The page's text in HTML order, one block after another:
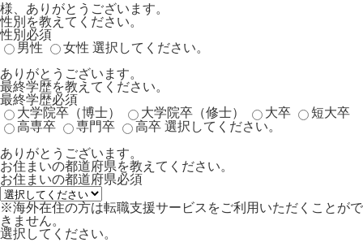
様、ありがとうございます。
性別を教えてください。
性別 必須
男性
女性 選択してください。
ありがとうございます。
最終学歴を教えてください。
最終学歴必須
大学院卒（博士）
大学院卒（修士） 大卒
短大卒
高専卒
専門卒 高卒 選択してください。
ありがとうございます。
お住まいの都道府県を教えてください。
お住まいの都道府県必須
※海外在住の方は転職支援サービスをご利用いただくことがで
きません。
選択してください。